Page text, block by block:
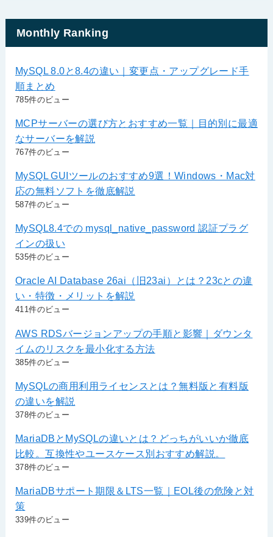
Monthly Ranking
MySQL 8.0と8.4の違い｜変更点・アップグレード手
順まとめ
785件のビュー
MCPサーバーの選び方とおすすめ一覧｜目的別に最適
なサーバーを解説
767件のビュー
MySQL GUIツールのおすすめ9選！Windows・Mac対
応の無料ソフトを徹底解説
587件のビュー
MySQL8.4での mysql_native_password 認証プラグ
インの扱い
535件のビュー
Oracle AI Database 26ai（旧23ai）とは？23cとの違
い・特徴・メリットを解説
411件のビュー
AWS RDSバージョンアップの手順と影響｜ダウンタ
イムのリスクを最小化する方法
385件のビュー
MySQLの商用利用ライセンスとは？無料版と有料版
の違いを解説
378件のビュー
MariaDBとMySQLの違いとは？どっちがいいか徹底
比較。互換性やユースケース別おすすめ解説。
378件のビュー
MariaDBサポート期限＆LTS一覧｜EOL後の危険と対
策
339件のビュー